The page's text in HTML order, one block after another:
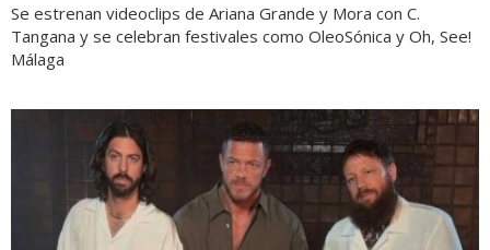
Se estrenan videoclips de Ariana Grande y Mora con C.
Tangana y se celebran festivales como OleoSónica y Oh, See!
Málaga